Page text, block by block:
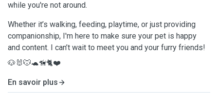
while you're not around.
Whether it’s walking, feeding, playtime, or just providing
companionship, I'm here to make sure your pet is happy
and content. I can’t wait to meet you and your furry friends!
🐶🐰🐭🐢🦮🐈❤️
En savoir plus